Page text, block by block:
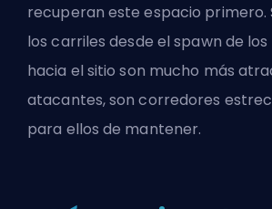
recuperan este espacio primero.
los carriles desde el spawn de
hacia el sitio son mucho más
atacantes, son corredores
para ellos de mantener.